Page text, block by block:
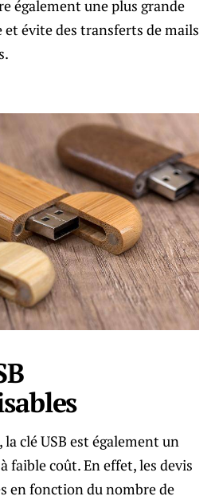
également une plus grande
et évite des transferts de mails
clé USB est également un
faible coût. En effet, les devis
en fonction du nombre de